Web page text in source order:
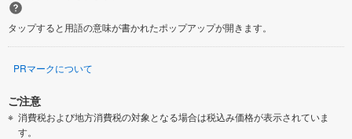
タップすると用語の意味が書かれたポップアップが開きます。
PRマークについて
ご注意
消費税および地方消費税の対象となる場合は税込み価格が表示されていま
す。